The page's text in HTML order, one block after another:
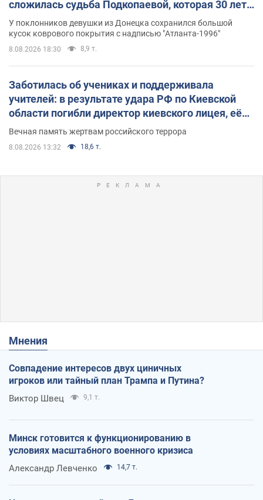
сложилась судьба Подкопаевой, которая 30 лет
назад завоевала "золото" Олимпиады
У поклонников девушки из Донецка сохранился большой
кусок коврового покрытия с надписью "Атланта-1996"
8.08.2026 18:30 8,9 т.
Заботилась об учениках и поддерживала
учителей: в результате удара РФ по Киевской
области погибли директор киевского лицея, её
муж и внук
Вечная память жертвам российского террора
8.08.2026 13:32 18,6 т.
Мнения
Совпадение интересов двух циничных
игроков или тайный план Трампа и Путина?
Виктор Швец 9,1 т.
Минск готовится к функционированию в
условиях масштабного военного кризиса
Александр Левченко 14,7 т.